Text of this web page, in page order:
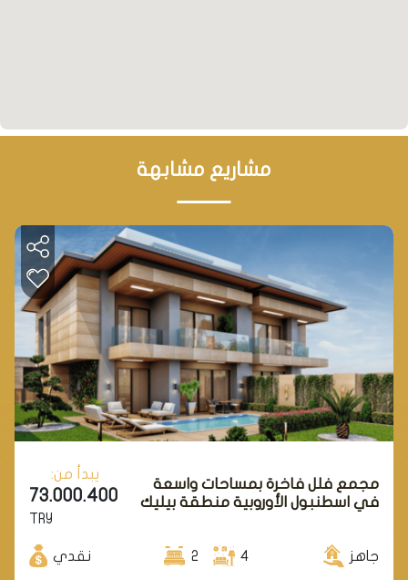
مشاريع مشابهة
مجمع فلل فاخرة بمساحات واسعة
في اسطنبول الأوروبية منطقة بيليك
يبدأ من:
73.000.400
TRY
جاهز 4
2 نقدي